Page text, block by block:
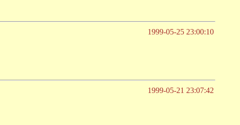
1999-05-25 23:00:10
1999-05-21 23:07:42